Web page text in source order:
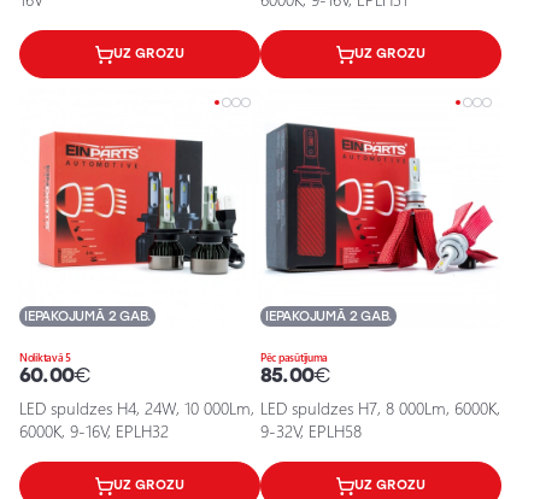
UZ GROZU UZ GROZU
Noliktavā 5
IEPAKOJUMĀ 2 GAB.
60.00€
LED spuldzes H4, 24W, 10 000Lm,
6000K, 9-16V, EPLH32
UZ GROZU
Pēc pasūtījuma
IEPAKOJUMĀ 2 GAB.
85.00€
LED spuldzes H7, 8 000Lm, 6000K,
9-32V, EPLH58
UZ GROZU